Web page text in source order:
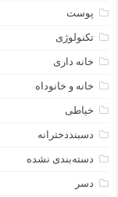
پوست
تکنولوژی
خانه داری
خانه و خانوداه
خیاطی
دسبنددخترانه
دسته‌بندی نشده
دسر